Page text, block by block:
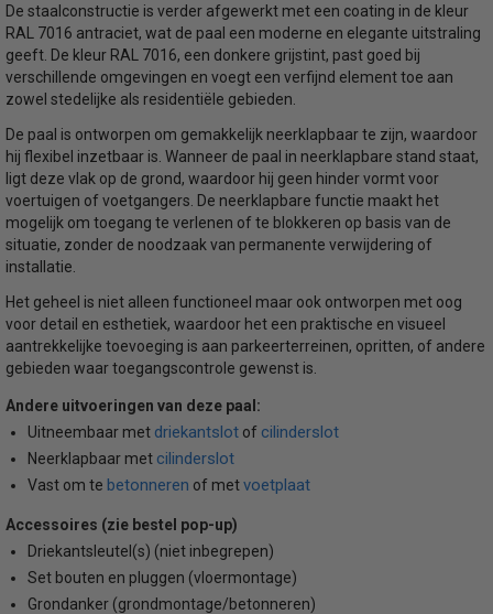
De staalconstructie is verder afgewerkt met een coating in de kleur
RAL 7016 antraciet, wat de paal een moderne en elegante uitstraling
geeft. De kleur RAL 7016, een donkere grijstint, past goed bij
verschillende omgevingen en voegt een verfijnd element toe aan
zowel stedelijke als residentiële gebieden.
De paal is ontworpen om gemakkelijk neerklapbaar te zijn, waardoor
hij flexibel inzetbaar is. Wanneer de paal in neerklapbare stand staat,
ligt deze vlak op de grond, waardoor hij geen hinder vormt voor
voertuigen of voetgangers. De neerklapbare functie maakt het
mogelijk om toegang te verlenen of te blokkeren op basis van de
situatie, zonder de noodzaak van permanente verwijdering of
installatie.
Het geheel is niet alleen functioneel maar ook ontworpen met oog
voor detail en esthetiek, waardoor het een praktische en visueel
aantrekkelijke toevoeging is aan parkeerterreinen, opritten, of andere
gebieden waar toegangscontrole gewenst is.
Andere uitvoeringen van deze paal:
Uitneembaar met driekantslot of cilinderslot
Neerklapbaar met cilinderslot
Vast om te betonneren of metvoetplaat
Accessoires (zie bestel pop-up)
Driekantsleutel(s) (niet inbegrepen)
Set bouten en pluggen (vloermontage)
Grondanker (grondmontage/betonneren)